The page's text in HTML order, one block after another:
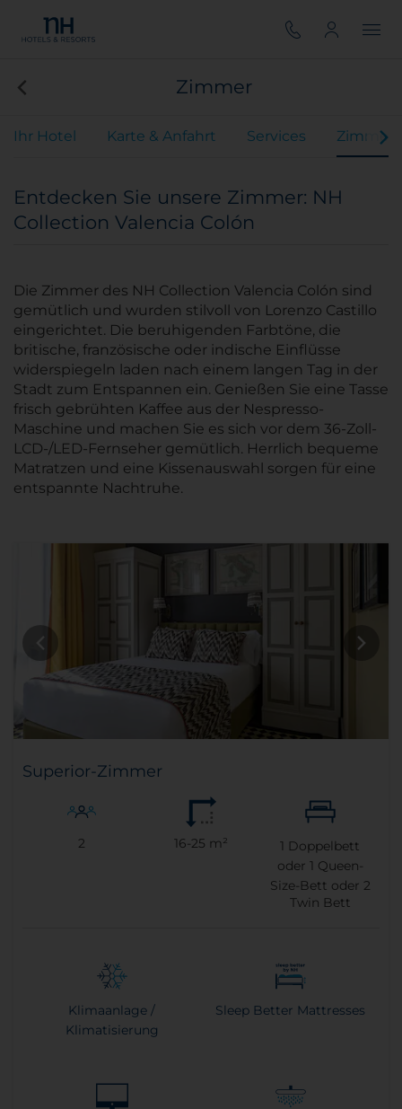
Zimmer
Ihr Hotel Karte & Anfahrt Services Zimmer
Entdecken Sie unsere Zimmer: NH
Collection Valencia Colón
Die Zimmer des NH Collection Valencia Colón sind
gemütlich und wurden stilvoll von Lorenzo Castillo
eingerichtet. Die beruhigenden Farbtöne, die
britische, französische oder indische Einflüsse
widerspiegeln laden nach einem langen Tag in der
Stadt zum Entspannen ein. Genießen Sie eine Tasse
frisch gebrühten Kaffee aus der Nespresso-
Maschine und machen Sie es sich vor dem 36-Zoll-
LCD-/LED-Fernseher gemütlich. Herrlich bequeme
Matratzen und eine Kissenauswahl sorgen für eine
entspannte Nachtruhe.
Superior-Zimmer
2 16-25 m² 1 Doppelbett
oder 1 Queen-
Size-Bett oder 2
Twin Bett
Klimaanlage /
Klimatisierung
Sleep Better Mattresses